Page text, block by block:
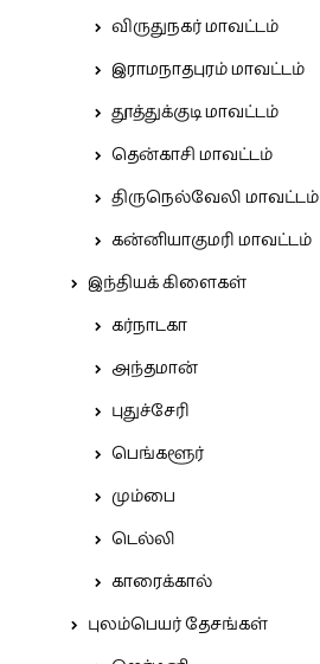
விருதுநகர் மாவட்டம்
இராமநாதபுரம் மாவட்டம்
தூத்துக்குடி மாவட்டம்
தென்காசி மாவட்டம்
திருநெல்வேலி மாவட்டம்
கன்னியாகுமரி மாவட்டம்
இந்தியக் கிளைகள்
கர்நாடகா
அந்தமான்
புதுச்சேரி
பெங்களூர்
மும்பை
டெல்லி
காரைக்கால்
புலம்பெயர் தேசங்கள்